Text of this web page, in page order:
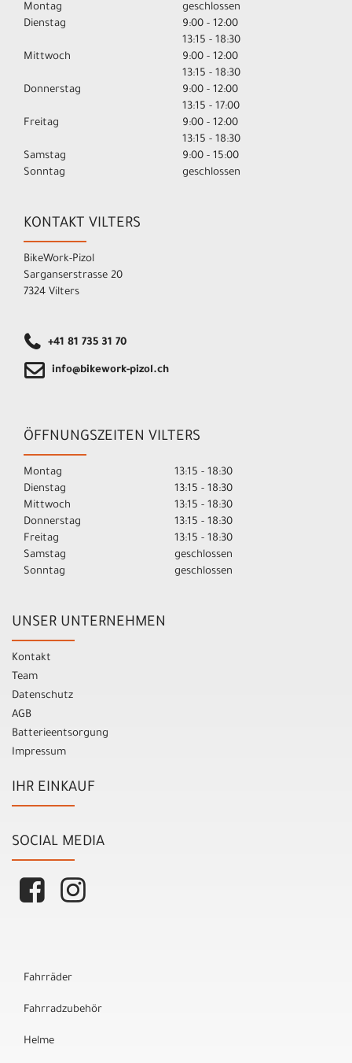
Montag
geschlossen
Dienstag
9:00 - 12:00
13:15 - 18:30
Mittwoch
9:00 - 12:00
13:15 - 18:30
Donnerstag
9:00 - 12:00
13:15 - 17:00
Freitag
9:00 - 12:00
13:15 - 18:30
Samstag
9:00 - 15:00
Sonntag
geschlossen
KONTAKT VILTERS
BikeWork-Pizol
Sarganserstrasse 20
7324 Vilters
+41 81 735 31 70
info@bikework-pizol.ch
ÖFFNUNGSZEITEN VILTERS
Montag
13:15 - 18:30
Dienstag
13:15 - 18:30
Mittwoch
13:15 - 18:30
Donnerstag
13:15 - 18:30
Freitag
13:15 - 18:30
Samstag
geschlossen
Sonntag
geschlossen
UNSER UNTERNEHMEN
Kontakt
Team
Datenschutz
AGB
Batterieentsorgung
Impressum
IHR EINKAUF
SOCIAL MEDIA
Fahrräder
Fahrradzubehör
Helme